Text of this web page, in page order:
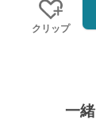
クリップ
一